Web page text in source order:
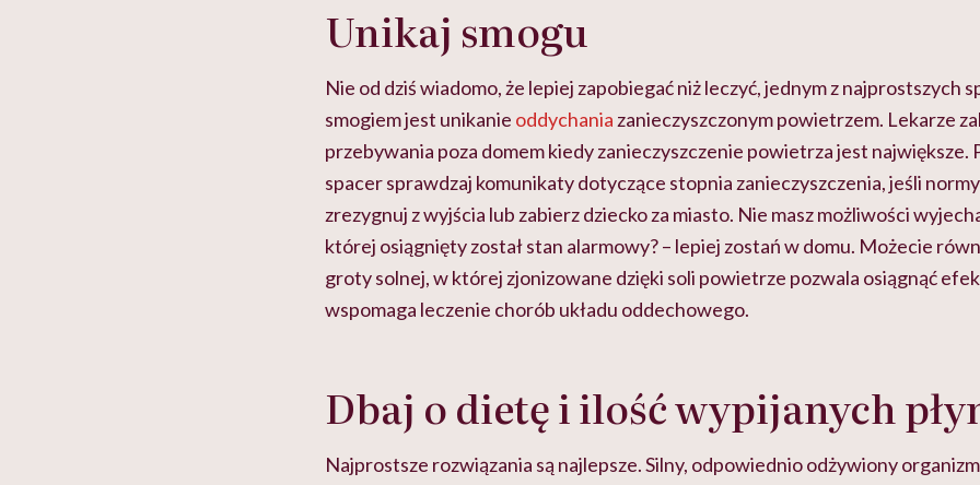
Unikaj smogu
Nie od dziś wiadomo, że lepiej zapobiegać niż leczyć, jednym z najprostszych
smogiem jest unikanie oddychaniazanieczyszczonym powietrzem. Lekarze
przebywania poza domem kiedy zanieczyszczenie powietrza jest największe.
spacer sprawdzaj komunikaty dotyczące stopnia zanieczyszczenia, jeśli
zrezygnuj z wyjścia lub zabierz dziecko za miasto. Nie masz możliwości
której osiągnięty został stan alarmowy? – lepiej zostań w domu. Możecie
groty solnej, w której zjonizowane dzięki soli powietrze pozwala osiągnąć
wspomaga leczenie chorób układu oddechowego.
Dbaj o dietę i ilość wypijanych
Najprostsze rozwiązania są najlepsze. Silny, odpowiednio odżywiony